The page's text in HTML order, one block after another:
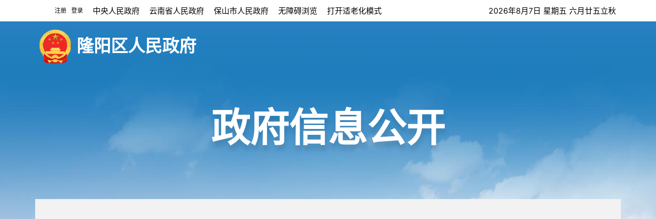
注册 登录 中央人民政府 云南省人民政府 保山市人民政府 无障碍浏览 打开适老化模式 2026年8月7日 星期五 六月廿五立秋
隆阳区人民政府
政府信息公开